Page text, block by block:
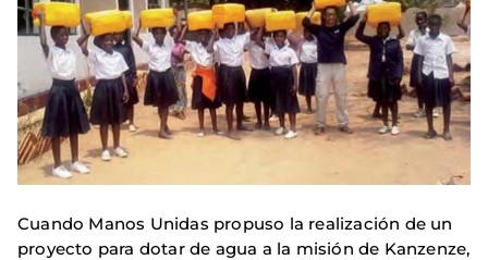
Cuando Manos Unidas propuso la realización de un
proyecto para dotar de agua a la misión de Kanzenze,